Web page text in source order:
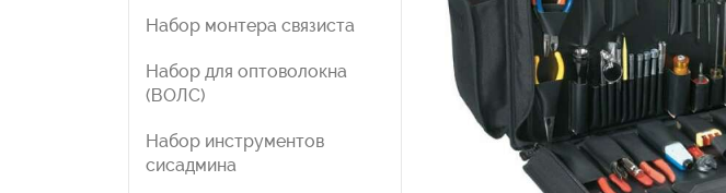
Набор монтера связиста
Набор для оптоволокна
(ВОЛС)
Набор инструментов
сисадмина